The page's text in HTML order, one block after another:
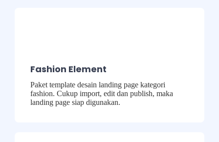
Fashion Element
Paket template desain landing page kategori
fashion. Cukup import, edit dan publish, maka
landing page siap digunakan.